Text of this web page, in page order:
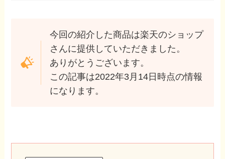
今回の紹介した商品は楽天のショップ
さんに提供していただきました。
ありがとうございます。
この記事は2022年3月14日時点の情報
になります。